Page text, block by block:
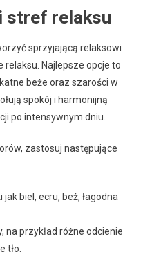
i stref relaksu
sprzyjającą relaksowi
Najlepsze opcje to
beże oraz szarości w
spokój i harmonijną
po intensywnym dniu.
zastosuj następujące
biel, ecru, beż, łagodna
na przykład różne odcienie
tło.